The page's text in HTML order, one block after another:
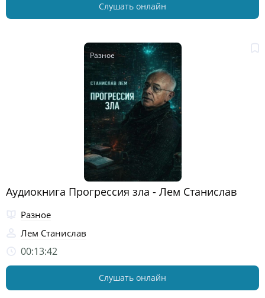
Слушать онлайн
Разное
Аудиокнига Прогрессия зла - Лем Станислав
Разное
Лем Станислав
00:13:42
Слушать онлайн